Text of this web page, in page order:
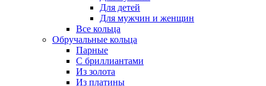
Для детей
Для мужчин и женщин
Все кольца
Обручальные кольца
Парные
С бриллиантами
Из золота
Из платины